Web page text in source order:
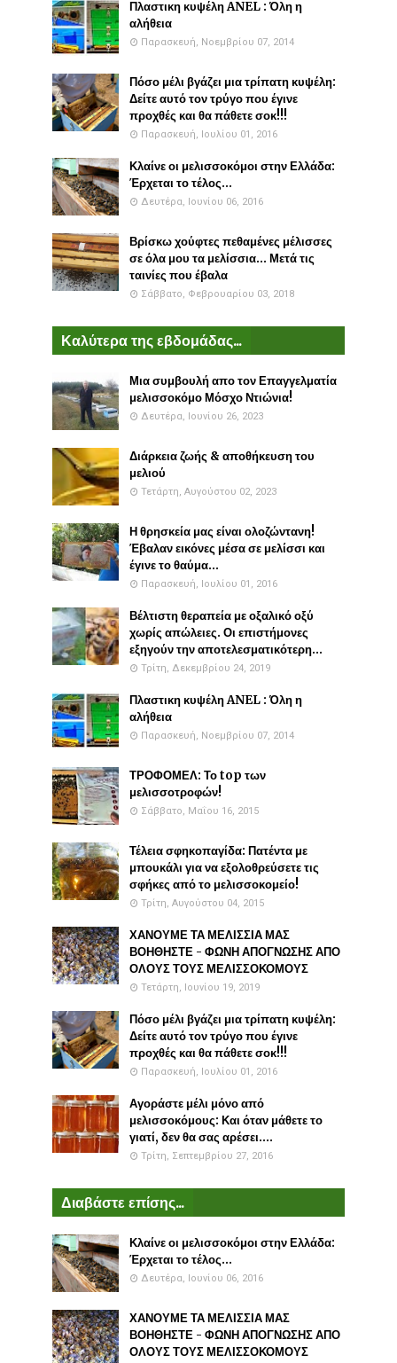
Πλαστικη κυψέλη ANEL : Όλη η
αλήθεια
Παρασκευή, Νοεμβρίου 07, 2014
Πόσο μέλι βγάζει μια τρίπατη κυψέλη:
Δείτε αυτό τον τρύγο που έγινε
προχθές και θα πάθετε σοκ!!!
Παρασκευή, Ιουλίου 01, 2016
Κλαίνε οι μελισσοκόμοι στην Ελλάδα:
Έρχεται το τέλος...
Δευτέρα, Ιουνίου 06, 2016
Βρίσκω χούφτες πεθαμένες μέλισσες
σε όλα μου τα μελίσσια... Μετά τις
ταινίες που έβαλα
Σάββατο, Φεβρουαρίου 03, 2018
Καλύτερα της εβδομάδας...
Μια συμβουλή απο τον Επαγγελματία
μελισσοκόμο Μόσχο Ντιώνια!
Δευτέρα, Ιουνίου 26, 2023
Διάρκεια ζωής & αποθήκευση του
μελιού
Τετάρτη, Αυγούστου 02, 2023
Η θρησκεία μας είναι ολοζώντανη!
Έβαλαν εικόνες μέσα σε μελίσσι και
έγινε το θαύμα...
Παρασκευή, Ιουλίου 01, 2016
Βέλτιστη θεραπεία με οξαλικό οξύ
χωρίς απώλειες. Οι επιστήμονες
εξηγούν την αποτελεσματικότερη...
Τρίτη, Δεκεμβρίου 24, 2019
Πλαστικη κυψέλη ANEL : Όλη η
αλήθεια
Παρασκευή, Νοεμβρίου 07, 2014
ΤΡΟΦΟΜΕΛ: Το top των
μελισσοτροφών!
Σάββατο, Μαΐου 16, 2015
Τέλεια σφηκοπαγίδα: Πατέντα με
μπουκάλι για να εξολοθρεύσετε τις
σφήκες από το μελισσοκομείο!
Τρίτη, Αυγούστου 04, 2015
ΧΑΝΟΥΜΕ ΤΑ ΜΕΛΙΣΣΙΑ ΜΑΣ
ΒΟΗΘΗΣΤΕ - ΦΩΝΗ ΑΠΟΓΝΩΣΗΣ ΑΠΟ
ΟΛΟΥΣ ΤΟΥΣ ΜΕΛΙΣΣΟΚΟΜΟΥΣ
Τετάρτη, Ιουνίου 19, 2019
Πόσο μέλι βγάζει μια τρίπατη κυψέλη:
Δείτε αυτό τον τρύγο που έγινε
προχθές και θα πάθετε σοκ!!!
Παρασκευή, Ιουλίου 01, 2016
Αγοράστε μέλι μόνο από
μελισσοκόμους: Και όταν μάθετε το
γιατί, δεν θα σας αρέσει....
Τρίτη, Σεπτεμβρίου 27, 2016
Διαβάστε επίσης...
Κλαίνε οι μελισσοκόμοι στην Ελλάδα:
Έρχεται το τέλος...
Δευτέρα, Ιουνίου 06, 2016
ΧΑΝΟΥΜΕ ΤΑ ΜΕΛΙΣΣΙΑ ΜΑΣ
ΒΟΗΘΗΣΤΕ - ΦΩΝΗ ΑΠΟΓΝΩΣΗΣ ΑΠΟ
ΟΛΟΥΣ ΤΟΥΣ ΜΕΛΙΣΣΟΚΟΜΟΥΣ